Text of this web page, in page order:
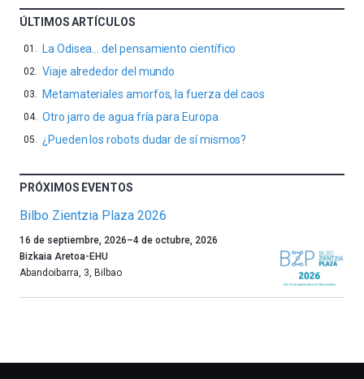
ÚLTIMOS ARTÍCULOS
La Odisea… del pensamiento científico
Viaje alrededor del mundo
Metamateriales amorfos, la fuerza del caos
Otro jarro de agua fría para Europa
¿Pueden los robots dudar de sí mismos?
PRÓXIMOS EVENTOS
Bilbo Zientzia Plaza 2026
Un
año
más,
16 de septiembre, 2026–4 de octubre, 2026
Bizkaia Aretoa-EHU
Abandoibarra, 3, Bilbao